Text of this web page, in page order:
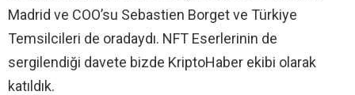
Madrid ve COO’su Sebastien Borget ve Türkiye
Temsilcileri de oradaydı. NFT Eserlerinin de
sergilendiği davete bizde KriptoHaber ekibi olarak
katıldık.